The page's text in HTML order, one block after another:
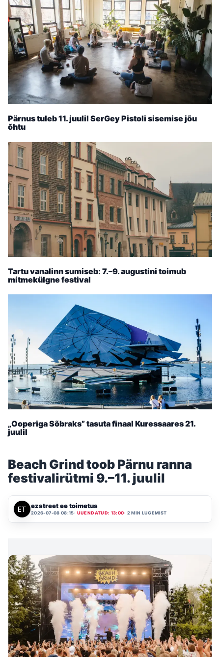
Pärnus tuleb 11. juulil SerGey Pistoli sisemise jõu
õhtu
Tartu vanalinn sumiseb: 7.–9. augustini toimub
mitmekülgne festival
„Ooperiga Sõbraks” tasuta finaal Kuressaares 21.
juulil
Beach Grind toob Pärnu ranna
festivalirütmi 9.–11. juulil
ezstreet ee toimetus
2026-07-08 08:15 UUENDATUD: 13:00 2 MIN LUGEMIST